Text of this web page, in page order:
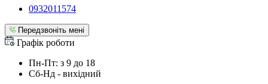
0932011574
Передзвоніть мені
Графік роботи
Пн-Пт: з 9 до 18
Сб-Нд - вихідний